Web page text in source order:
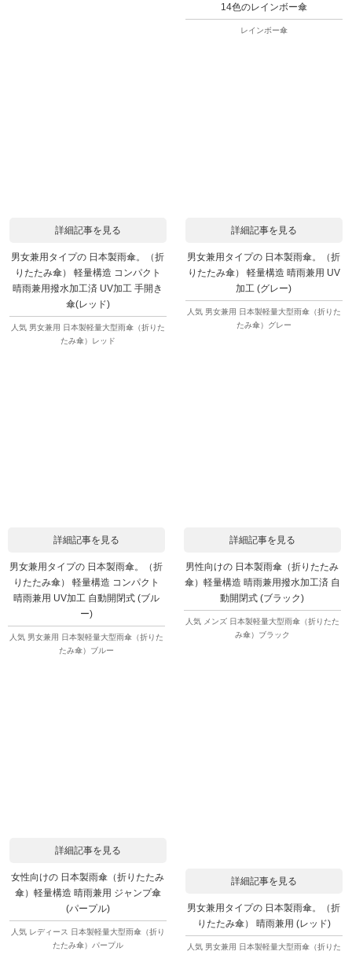
14色のレインボー傘
レインボー傘
詳細記事を見る
男女兼用タイプの 日本製雨傘。（折
りたたみ傘） 軽量構造 コンパクト
晴雨兼用撥水加工済 UV加工 手開き
傘(レッド)
人気 男女兼用 日本製軽量大型雨傘（折りた
たみ傘）レッド
詳細記事を見る
男女兼用タイプの 日本製雨傘。（折
りたたみ傘） 軽量構造 晴雨兼用 UV
加工 (グレー)
人気 男女兼用 日本製軽量大型雨傘（折りた
たみ傘）グレー
詳細記事を見る
男女兼用タイプの 日本製雨傘。（折
りたたみ傘） 軽量構造 コンパクト
晴雨兼用 UV加工 自動開閉式 (ブル
ー)
人気 男女兼用 日本製軽量大型雨傘（折りた
たみ傘）ブルー
詳細記事を見る
男性向けの 日本製雨傘（折りたたみ
傘）軽量構造 晴雨兼用撥水加工済 自
動開閉式 (ブラック)
人気 メンズ 日本製軽量大型雨傘（折りたた
み傘）ブラック
詳細記事を見る
女性向けの 日本製雨傘（折りたたみ
傘）軽量構造 晴雨兼用 ジャンプ傘
(パープル)
人気 レディース 日本製軽量大型雨傘（折り
たたみ傘）パープル
詳細記事を見る
男女兼用タイプの 日本製雨傘。（折
りたたみ傘） 晴雨兼用 (レッド)
人気 男女兼用 日本製軽量大型雨傘（折りた